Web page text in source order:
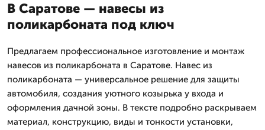
В Саратове — навесы из
поликарбоната под ключ
Предлагаем профессиональное изготовление и монтаж
навесов из поликарбоната в Саратове. Навес из
поликарбоната — универсальное решение для защиты
автомобиля, создания уютного козырька у входа и
оформления дачной зоны. В тексте подробно раскрываем
материал, конструкцию, виды и тонкости установки,